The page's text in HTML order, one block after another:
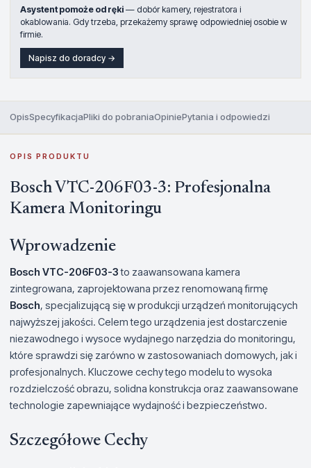
Asystent pomoże od ręki — dobór kamery, rejestratora i
okablowania. Gdy trzeba, przekażemy sprawę odpowiedniej osobie w
firmie.
Napisz do doradcy →
OpisSpecyfikacjaPliki do pobraniaOpiniePytania i odpowiedzi
OPIS PRODUKTU
Bosch VTC-206F03-3: Profesjonalna
Kamera Monitoringu
Wprowadzenie
Bosch VTC-206F03-3to zaawansowana kamera
zintegrowana, zaprojektowana przez renomowaną firmę
Bosch, specjalizującą się w produkcji urządzeń monitorujących
najwyższej jakości. Celem tego urządzenia jest dostarczenie
niezawodnego i wysoce wydajnego narzędzia do monitoringu,
które sprawdzi się zarówno w zastosowaniach domowych, jak i
profesjonalnych. Kluczowe cechy tego modelu to wysoka
rozdzielczość obrazu, solidna konstrukcja oraz zaawansowane
technologie zapewniające wydajność i bezpieczeństwo.
Szczegółowe Cechy